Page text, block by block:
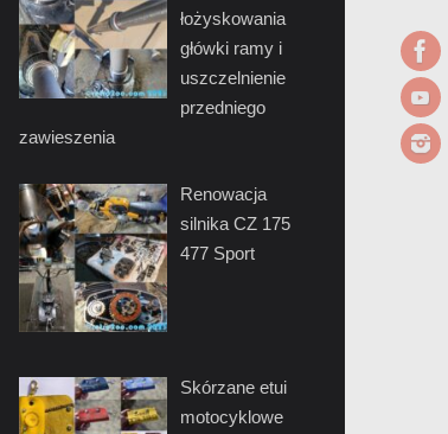
łożyskowania
główki ramy i
uszczelnienie
przedniego
zawieszenia
Renowacja
silnika CZ 175
477 Sport
Skórzane etui
motocyklowe